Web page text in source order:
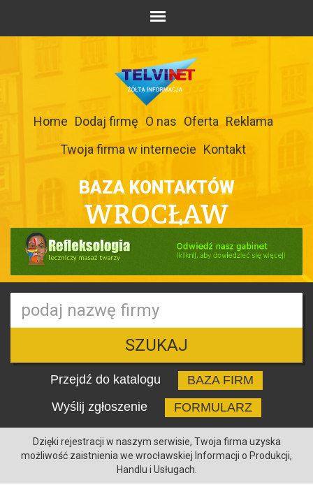
Home Dodaj firmę O nas Oferta Reklama
Twoja firma w internecie Kontakt
BAZA KONTAKTÓW
WROCŁAW
SZUKAJ
Przejdź do katalogu
BAZA FIRM
Wyślij zgłoszenie
FORMULARZ
Dzięki rejestracji w naszym serwisie, Twoja firma uzyska
możliwość zaistnienia we wrocławskiej Informacji o Produkcji,
Handlu i Usługach.